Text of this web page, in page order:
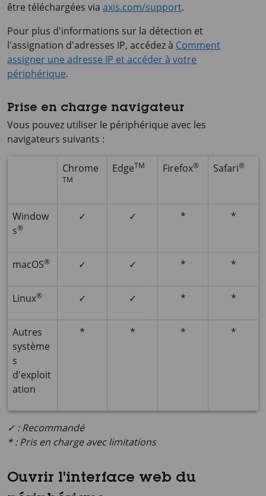
être téléchargées via axis.com/support.
Pour plus d'informations sur la détection et
l'assignation d'adresses IP, accédez à Comment
assigner une adresse IP et accéder à votre
périphérique.
Prise en charge navigateur
Vous pouvez utiliser le périphérique avec les
navigateurs suivants :
Chrome
TM
EdgeTM Firefox® Safari®
Window
s®
✓ ✓ * *
macOS® ✓ ✓ * *
Linux® ✓ ✓ * *
Autres
système
s
d'exploit
ation
* * * *
✓ : Recommandé
* : Pris en charge avec limitations
Ouvrir l'interface web du